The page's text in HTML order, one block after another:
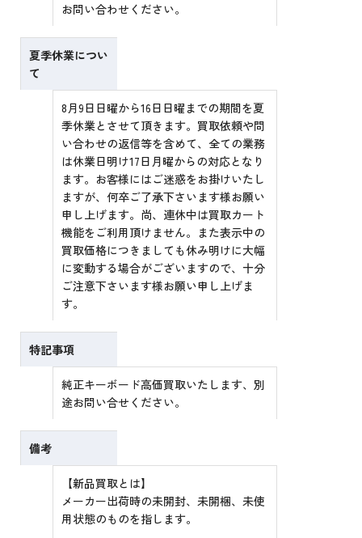
お問い合わせください。
夏季休業につい
て
8月9日日曜から16日日曜までの期間を夏
季休業とさせて頂きます。買取依頼や問
い合わせの返信等を含めて、全ての業務
は休業日明け17日月曜からの対応となり
ます。お客様にはご迷惑をお掛けいたし
ますが、何卒ご了承下さいます様お願い
申し上げます。尚、連休中は買取カート
機能をご利用頂けません。また表示中の
買取価格につきましても休み明けに大幅
に変動する場合がございますので、十分
ご注意下さいます様お願い申し上げま
す。
特記事項
純正キーボード高価買取いたします、別
途お問い合せください。
備考
【新品買取とは】
メーカー出荷時の未開封、未開梱、未使
用状態のものを指します。